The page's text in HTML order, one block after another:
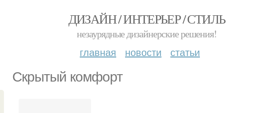
ДИЗАЙН / ИНТЕРЬЕР / СТИЛЬ
незаурядные дизайнерские решения!
главная новости статьи
Скрытый комфорт